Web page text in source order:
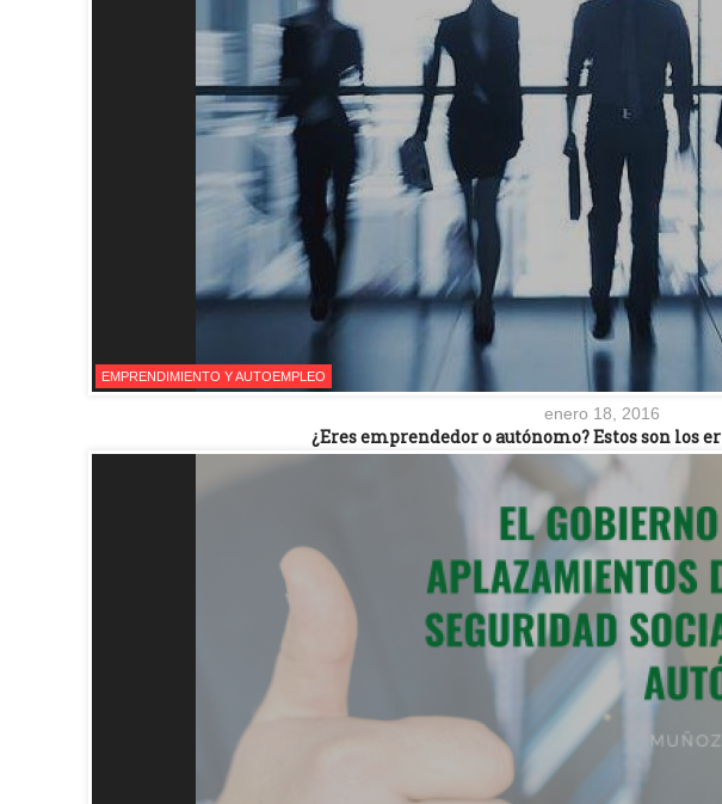
EMPRENDIMIENTO Y AUTOEMPLEO
enero 18, 2016
¿Eres emprendedor o autónomo? Estos son los